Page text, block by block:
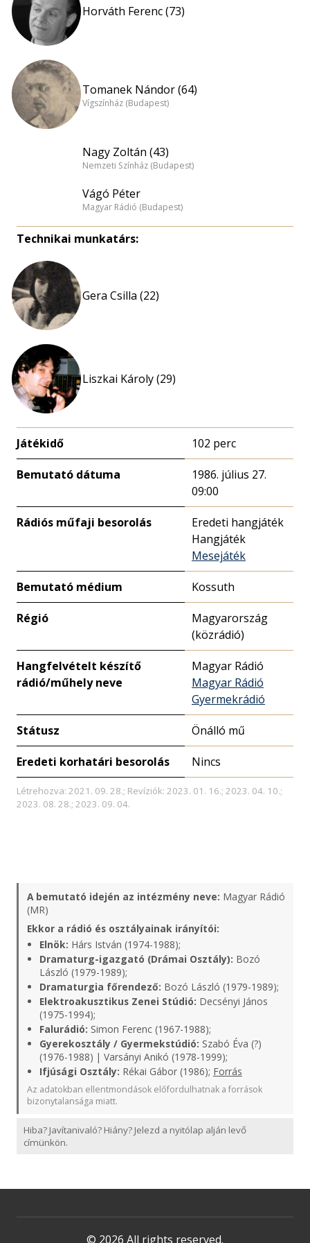
Horváth Ferenc (73)
Tomanek Nándor (64)
Vígszínház (Budapest)
Nagy Zoltán (43)
Nemzeti Színház (Budapest)
Vágó Péter
Magyar Rádió (Budapest)
Technikai munkatárs:
Gera Csilla (22)
Liszkai Károly (29)
Játékidő 102 perc
Bemutató dátuma
1986. július 27.
09:00
Rádiós műfaji besorolás
Eredeti hangjáték
Hangjáték
Mesejáték
Bemutató médium Kossuth
Régió
Magyarország
(közrádió)
Hangfelvételt készítő
rádió/műhely neve
Magyar Rádió
Magyar Rádió
Gyermekrádió
Státusz Önálló mű
Eredeti korhatári besorolás Nincs
Létrehozva: 2021. 09. 28.; Revíziók: 2023. 01. 16.; 2023. 04. 10.;
2023. 08. 28.; 2023. 09. 04.
A bemutató idején az intézmény neve: Magyar Rádió
(MR)
Ekkor a rádió és osztályainak irányítói:
Elnök: Hárs István (1974-1988);
Dramaturg-igazgató (Drámai Osztály): Bozó
László (1979-1989);
Dramaturgia főrendező: Bozó László (1979-1989);
Elektroakusztikus Zenei Stúdió: Decsényi János
(1975-1994);
Falurádió: Simon Ferenc (1967-1988);
Gyerekosztály / Gyermekstúdió: Szabó Éva (?)
(1976-1988) | Varsányi Anikó (1978-1999);
Ifjúsági Osztály: Rékai Gábor (1986); Forrás
Az adatokban ellentmondások előfordulhatnak a források
bizonytalansága miatt.
Hiba? Javítanivaló? Hiány? Jelezd a nyitólap alján levő
címünkön.
© 2026 All rights reserved.